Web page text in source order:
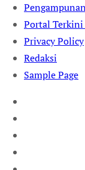
Portal Terkini
Privacy Policy
Redaksi
Sample Page